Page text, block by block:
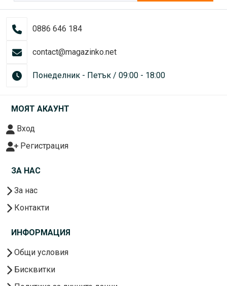
0886 646 184
contact@magazinko.net
Понеделник - Петък / 09:00 - 18:00
МОЯТ АКАУНТ
Вход
Регистрация
ЗА НАС
За нас
Контакти
ИНФОРМАЦИЯ
Общи условия
Бисквитки